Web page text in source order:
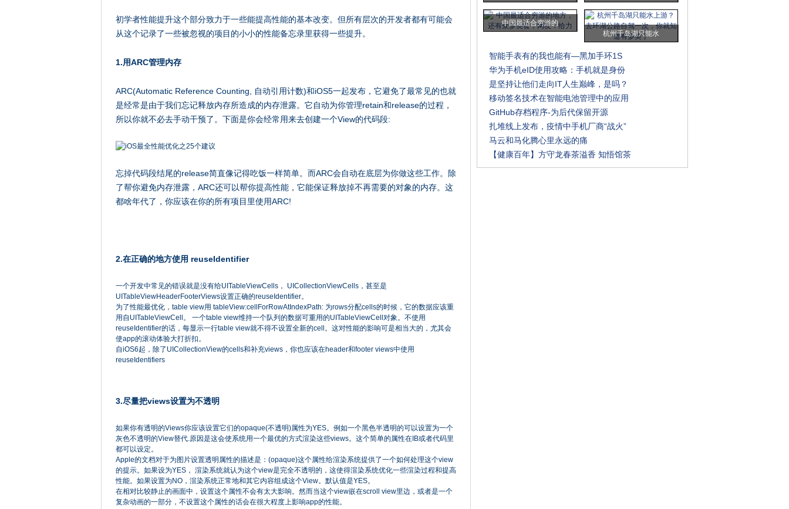
初学者性能提升这个部分致力于一些能提高性能的基本改变。但所有层次的开发者都有可能会
从这个记录了一些被忽视的项目的小小的性能备忘录里获得一些提升。
1.用ARC管理内存
ARC(Automatic Reference Counting, 自动引用计数)和iOS5一起发布，它避免了最常见的也就
是经常是由于我们忘记释放内存所造成的内存泄露。它自动为你管理retain和release的过程，
所以你就不必去手动干预了。下面是你会经常用来去创建一个View的代码段:
忘掉代码段结尾的release简直像记得吃饭一样简单。而ARC会自动在底层为你做这些工作。除
了帮你避免内存泄露，ARC还可以帮你提高性能，它能保证释放掉不再需要的对象的内存。这
都啥年代了，你应该在你的所有项目里使用ARC!
2.在正确的地方使用 reuseIdentifier
一个开发中常见的错误就是没有给UITableViewCells， UICollectionViewCells，甚至是
UITableViewHeaderFooterViews设置正确的reuseIdentifier。
为了性能最优化，table view用 tableView:cellForRowAtIndexPath: 为rows分配cells的时候，它的数据应该重
用自UITableViewCell。 一个table view维持一个队列的数据可重用的UITableViewCell对象。不使用
reuseIdentifier的话，每显示一行table view就不得不设置全新的cell。这对性能的影响可是相当大的，尤其会
使app的滚动体验大打折扣。
自iOS6起，除了UICollectionView的cells和补充views，你也应该在header和footer views中使用
reuseIdentifiers
3.尽量把views设置为不透明
如果你有透明的Views你应该设置它们的opaque(不透明)属性为YES。例如一个黑色半透明的可以设置为一个
灰色不透明的View替代.原因是这会使系统用一个最优的方式渲染这些views。这个简单的属性在IB或者代码里
都可以设定。
Apple的文档对于为图片设置透明属性的描述是：(opaque)这个属性给渲染系统提供了一个如何处理这个view
的提示。如果设为YES， 渲染系统就认为这个view是完全不透明的，这使得渲染系统优化一些渲染过程和提高
性能。如果设置为NO，渲染系统正常地和其它内容组成这个View。默认值是YES。
在相对比较静止的画面中，设置这个属性不会有太大影响。然而当这个view嵌在scroll view里边，或者是一个
复杂动画的一部分，不设置这个属性的话会在很大程度上影响app的性能。
中国最适合穷游的
杭州千岛湖只能水
智能手表有的我也能有—黑加手环1S
华为手机eID使用攻略：手机就是身份
是坚持让他们走向IT人生巅峰，是吗？
移动签名技术在智能电池管理中的应用
GitHub存档程序-为后代保留开源
扎堆线上发布，疫情中手机厂商“战火”
马云和马化腾心里永远的痛
【健康百年】方守龙春茶溢香 知悟馆茶